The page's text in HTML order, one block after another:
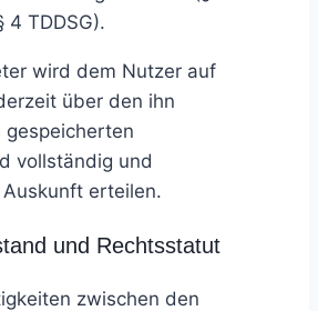
4 TDDSG).
wird dem Nutzer auf
über den ihn
vollständig und
erteilen.
und Rechtsstatut
zwischen den